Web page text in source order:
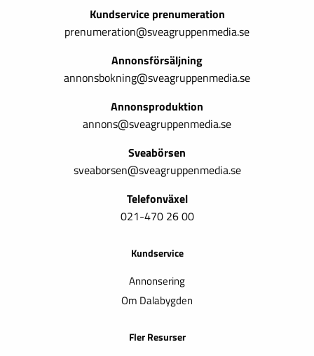
Kundservice prenumeration
prenumeration@sveagruppenmedia.se
Annonsförsäljning
annonsbokning@sveagruppenmedia.se
Annonsproduktion
annons@sveagruppenmedia.se
Sveabörsen
sveaborsen@sveagruppenmedia.se
Telefonväxel
021-470 26 00
Kundservice
Annonsering
Om Dalabygden
Fler Resurser